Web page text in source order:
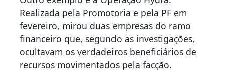
Realizada pela Promotoria e pela PF em
fevereiro, mirou duas empresas do ramo
financeiro que, segundo as investigações,
ocultavam os verdadeiros beneficiários de
recursos movimentados pela facção.